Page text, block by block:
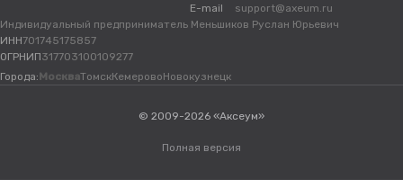
E-mail
support@axeum.ru
Индивидуальный предприниматель Меньшиков Руслан Юрьевич
ИНН701745175857
ОГРНИП317703100109277
Города: МоскваТомскКемеровоНовокузнецк
© 2009-2026 «Аксеум»
Полная версия